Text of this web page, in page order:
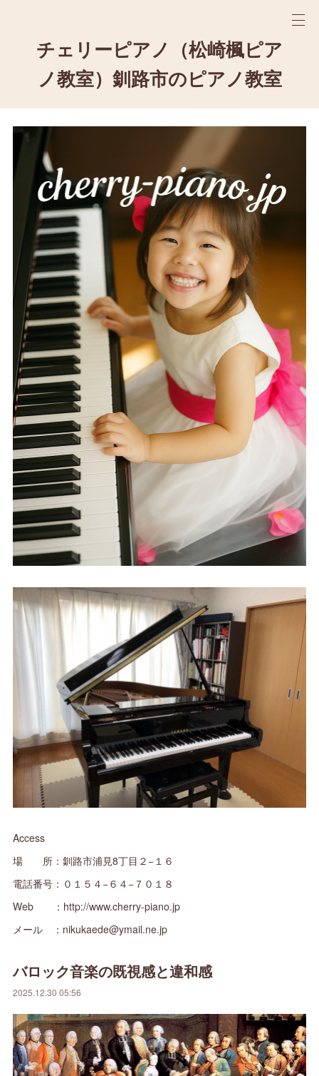
チェリーピアノ（松崎楓ピア
ノ教室）釧路市のピアノ教室
Access
場 所：釧路市浦見8丁目２−１６
電話番号：０１５４−６４−７０１８
Web ：http://www.cherry-piano.jp
メール ：nikukaede@ymail.ne.jp
バロック音楽の既視感と違和感
2025.12.30 05:56